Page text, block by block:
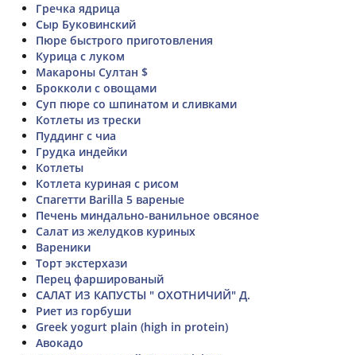
Гречка ядрица
Сыр Буковинский
Пюре быстрого приготовления
Курица с луком
Макароны Султан $
Брокколи с овощами
Суп пюре со шпинатом и сливками
Котлеты из трески
Пуддинг с чиа
Грудка индейки
Котлеты
Котлета куриная с рисом
Спагетти Barilla 5 вареные
Печень миндально-ванильное овсяное
Салат из желудков куриных
Вареники
Торт экстерхази
Перец фаршированый
САЛАТ ИЗ КАПУСТЫ " ОХОТНИЧИЙ" Д.
Риет из горбуши
Greek yogurt plain (high in protein)
Авокадо